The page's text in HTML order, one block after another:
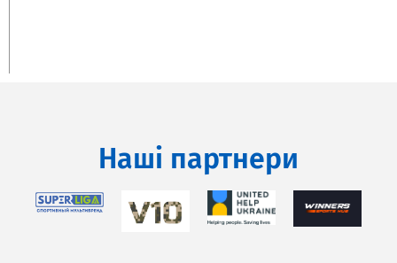
Наші партнери